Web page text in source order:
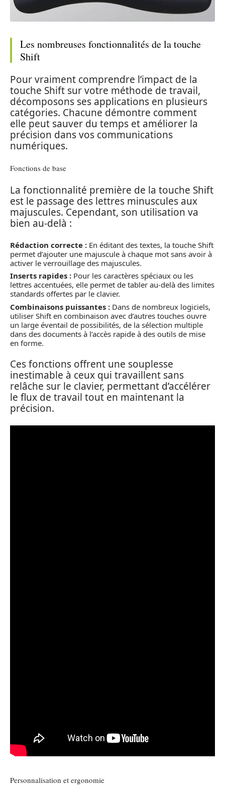
Les nombreuses fonctionnalités de la touche
Shift
Pour vraiment comprendre l’impact de la
touche Shift sur votre méthode de travail,
décomposons ses applications en plusieurs
catégories. Chacune démontre comment
elle peut sauver du temps et améliorer la
précision dans vos communications
numériques.
Fonctions de base
La fonctionnalité première de la touche Shift
est le passage des lettres minuscules aux
majuscules. Cependant, son utilisation va
bien au-delà :
Rédaction correcte : En éditant des textes, la touche Shift
permet d’ajouter une majuscule à chaque mot sans avoir à
activer le verrouillage des majuscules.
Inserts rapides : Pour les caractères spéciaux ou les
lettres accentuées, elle permet de tabler au-delà des limites
standards offertes par le clavier.
Combinaisons puissantes : Dans de nombreux logiciels,
utiliser Shift en combinaison avec d’autres touches ouvre
un large éventail de possibilités, de la sélection multiple
dans des documents à l’accès rapide à des outils de mise
en forme.
Ces fonctions offrent une souplesse
inestimable à ceux qui travaillent sans
relâche sur le clavier, permettant d’accélérer
le flux de travail tout en maintenant la
précision.
Personnalisation et ergonomie